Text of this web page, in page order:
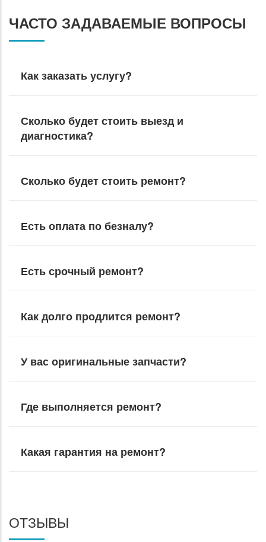
ЧАСТО ЗАДАВАЕМЫЕ ВОПРОСЫ
Как заказать услугу?
Сколько будет стоить выезд и
диагностика?
Сколько будет стоить ремонт?
Есть оплата по безналу?
Есть срочный ремонт?
Как долго продлится ремонт?
У вас оригинальные запчасти?
Где выполняется ремонт?
Какая гарантия на ремонт?
ОТЗЫВЫ